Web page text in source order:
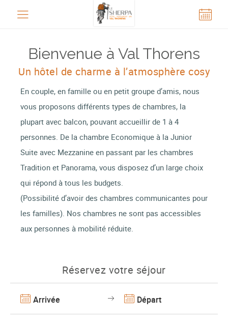
Bienvenue à Val Thorens
Un hôtel de charme à l’atmosphère cosy
En couple, en famille ou en petit groupe d’amis, nous
vous proposons différents types de chambres, la
plupart avec balcon, pouvant accueillir de 1 à 4
personnes. De la chambre Economique à la Junior
Suite avec Mezzanine en passant par les chambres
Tradition et Panorama, vous disposez d’un large choix
qui répond à tous les budgets.
(Possibilité d’avoir des chambres communicantes pour
les familles). Nos chambres ne sont pas accessibles
aux personnes à mobilité réduite.
Réservez votre séjour
Arrivée Départ